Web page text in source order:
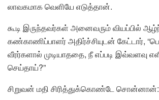
லாவகமாக வெளியே எடுத்தான்.
கூடி இருந்தவர்கள் அனைவரும் வியப்பில்
கண்காணிப்பாளர் அதிர்ச்சியுடன் கேட்டார்,
வீரர்களால் முடியாததை, நீ எப்படி இவ்வளவு
செய்தாய்?”
சிறுவன் மதி சிரித்துக்கொண்டே சொன்னான்: